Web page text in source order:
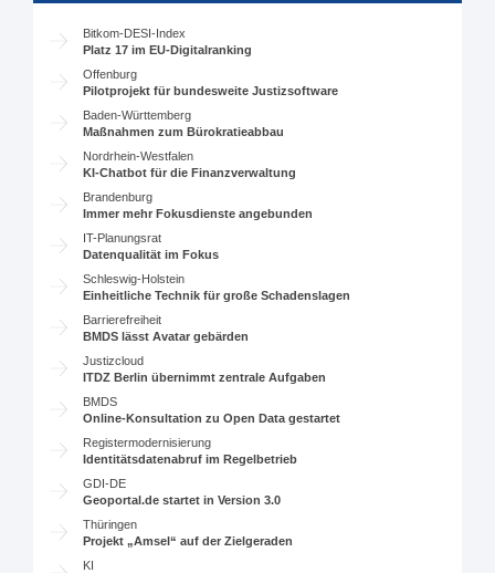
Bitkom-DESI-Index
Platz 17 im EU-Digitalranking
Offenburg
Pilotprojekt für bundesweite Justizsoftware
Baden-Württemberg
Maßnahmen zum Bürokratieabbau
Nordrhein-Westfalen
KI-Chatbot für die Finanzverwaltung
Brandenburg
Immer mehr Fokusdienste angebunden
IT-Planungsrat
Datenqualität im Fokus
Schleswig-Holstein
Einheitliche Technik für große Schadenslagen
Barrierefreiheit
BMDS lässt Avatar gebärden
Justizcloud
ITDZ Berlin übernimmt zentrale Aufgaben
BMDS
Online-Konsultation zu Open Data gestartet
Registermodernisierung
Identitätsdatenabruf im Regelbetrieb
GDI-DE
Geoportal.de startet in Version 3.0
Thüringen
Projekt „Amsel“ auf der Zielgeraden
KI